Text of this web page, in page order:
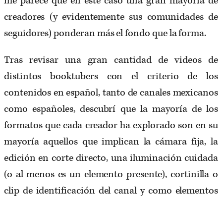
creadores (y evidentemente sus comunidades de
seguidores) ponderan más el fondo que la forma.
Tras revisar una gran cantidad de videos de
distintos booktubers con el criterio de los
contenidos en español, tanto de canales mexicanos
como españoles, descubrí que la mayoría de los
formatos que cada creador ha explorado son en su
mayoría aquellos que implican la cámara fija, la
edición en corte directo, una iluminación cuidada
(o al menos es un elemento presente), cortinilla o
clip de identificación del canal y como elementos